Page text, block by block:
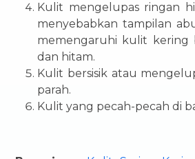
Kulit mengelupas ringan
menyebabkan tampilan
memengaruhi kulit kering
dan hitam.
Kulit bersisik atau
parah.
Kulit yang pecah-pecah di